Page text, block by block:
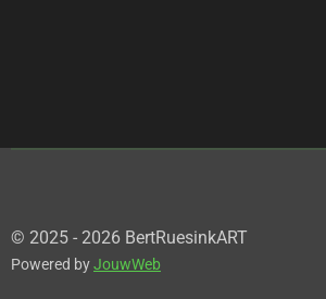
© 2025 - 2026 BertRuesinkART
Powered byJouwWeb